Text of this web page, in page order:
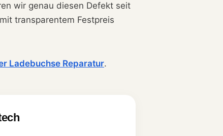
wir genau diesen Defekt seit
transparentem Festpreis
Ladebuchse Reparatur.